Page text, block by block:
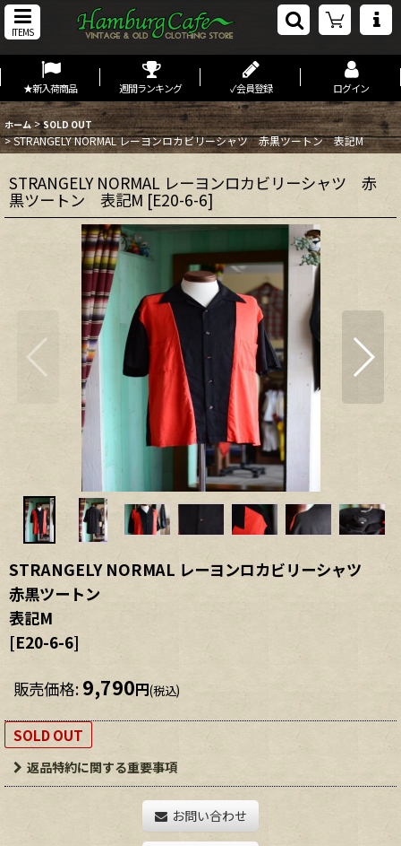
ITEMS
★新入荷商品 週間ランキング ✓会員登録 ログイン
ホーム > SOLD OUT
>STRANGELY NORMAL レーヨンロカビリーシャツ 赤黒ツートン 表記M
STRANGELY NORMAL レーヨンロカビリーシャツ 赤
黒ツートン 表記M [E20-6-6]
STRANGELY NORMAL レーヨンロカビリーシャツ
赤黒ツートン
表記M
[E20-6-6]
販売価格: 9,790円(税込)
SOLD OUT
返品特約に関する重要事項
お問い合わせ